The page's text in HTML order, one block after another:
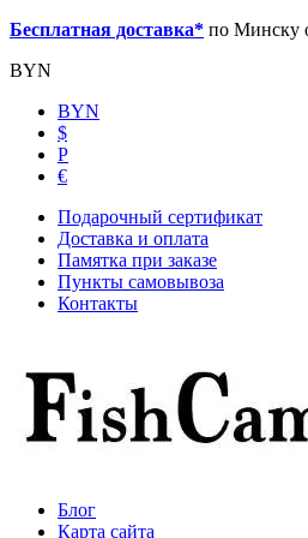
Бесплатная доставка* по Минску
BYN
BYN
$
Р
€
Подарочный сертификат
Доставка и оплата
Памятка при заказе
Пункты самовывоза
Контакты
Блог
Карта сайта